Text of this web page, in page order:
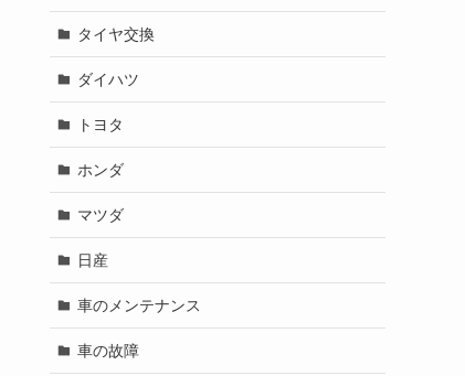
タイヤ交換
ダイハツ
トヨタ
ホンダ
マツダ
日産
車のメンテナンス
車の故障